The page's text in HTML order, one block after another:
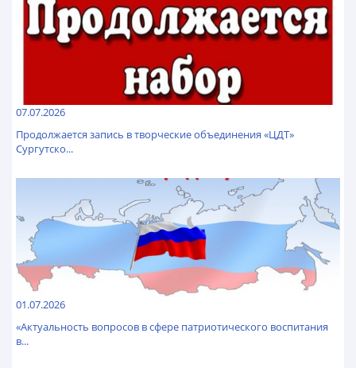
07.07.2026
Продолжается запись в творческие объединения «ЦДТ»
Сургутско...
01.07.2026
«Актуальность вопросов в сфере патриотического воспитания
в...